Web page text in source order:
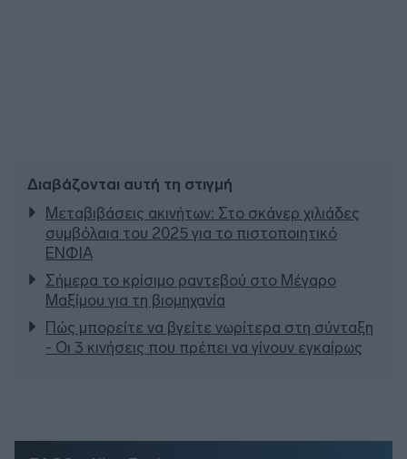
Διαβάζονται αυτή τη στιγμή
Μεταβιβάσεις ακινήτων: Στο σκάνερ χιλιάδες
συμβόλαια του 2025 για το πιστοποιητικό
ΕΝΦΙΑ
Σήμερα το κρίσιμο ραντεβού στο Μέγαρο
Μαξίμου για τη βιομηχανία
Πώς μπορείτε να βγείτε νωρίτερα στη σύνταξη
- Οι 3 κινήσεις που πρέπει να γίνουν εγκαίρως